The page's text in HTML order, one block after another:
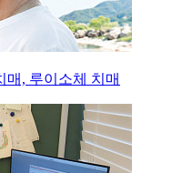
매, 루이소체 치매